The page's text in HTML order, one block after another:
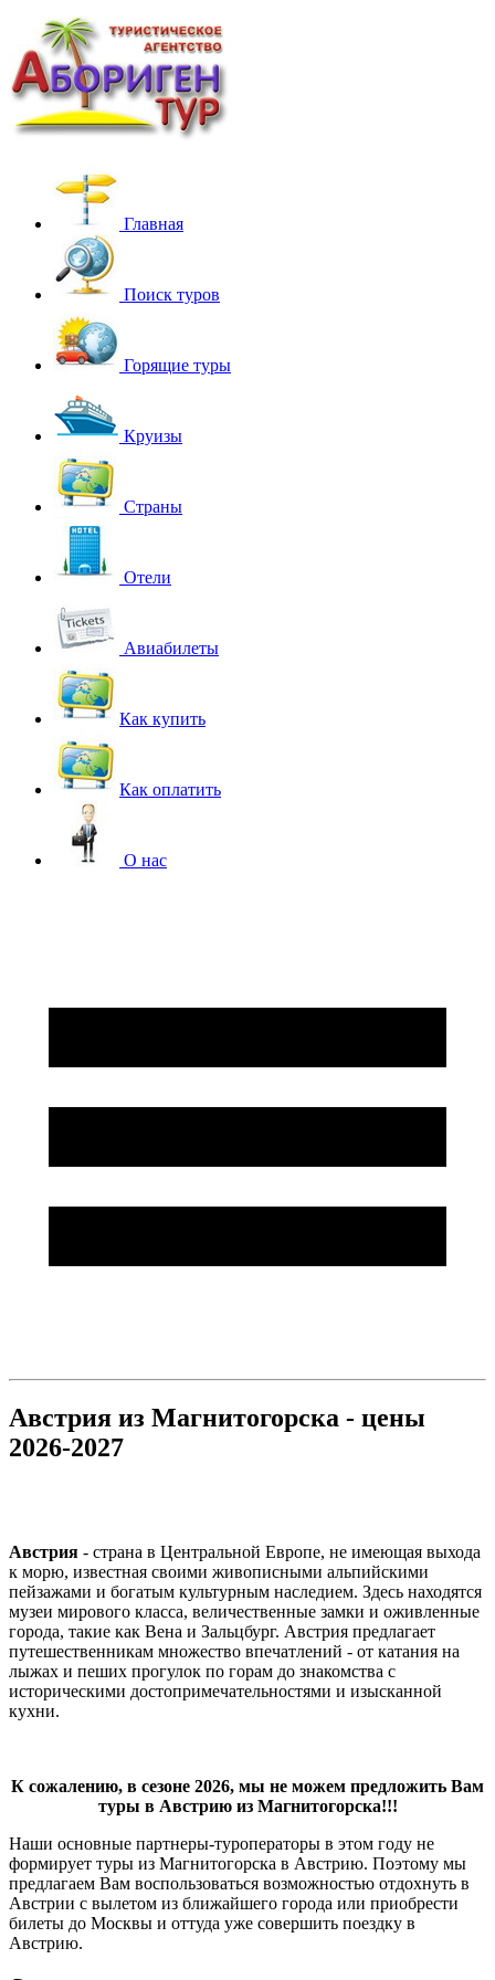
Главная
Поиск туров
Горящие туры
Круизы
Страны
Отели
Авиабилеты
Как купить
Как оплатить
О нас
Австрия из Магнитогорска - цены
2026-2027
Австрия - страна в Центральной Европе, не имеющая выхода
к морю, известная своими живописными альпийскими
пейзажами и богатым культурным наследием. Здесь находятся
музеи мирового класса, величественные замки и оживленные
города, такие как Вена и Зальцбург. Австрия предлагает
путешественникам множество впечатлений - от катания на
лыжах и пеших прогулок по горам до знакомства с
историческими достопримечательностями и изысканной
кухни.
К сожалению, в сезоне 2026, мы не можем предложить Вам
туры в Австрию из Магнитогорска!!!
Наши основные партнеры-туроператоры в этом году не
формирует туры из Магнитогорска в Австрию. Поэтому мы
предлагаем Вам воспользоваться возможностью отдохнуть в
Австрии с вылетом из ближайшего города или приобрести
билеты до Москвы и оттуда уже совершить поездку в
Австрию.